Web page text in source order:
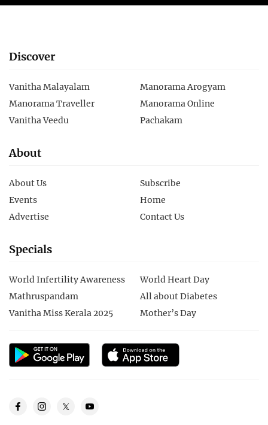
Discover
Vanitha Malayalam
Manorama Arogyam
Manorama Traveller
Manorama Online
Vanitha Veedu
Pachakam
About
About Us
Subscribe
Events
Home
Advertise
Contact Us
Specials
World Infertility Awareness
World Heart Day
Mathruspandam
All about Diabetes
Vanitha Miss Kerala 2025
Mother’s Day